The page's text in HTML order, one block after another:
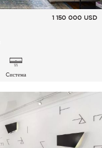
1 150 000 USD
Cистема